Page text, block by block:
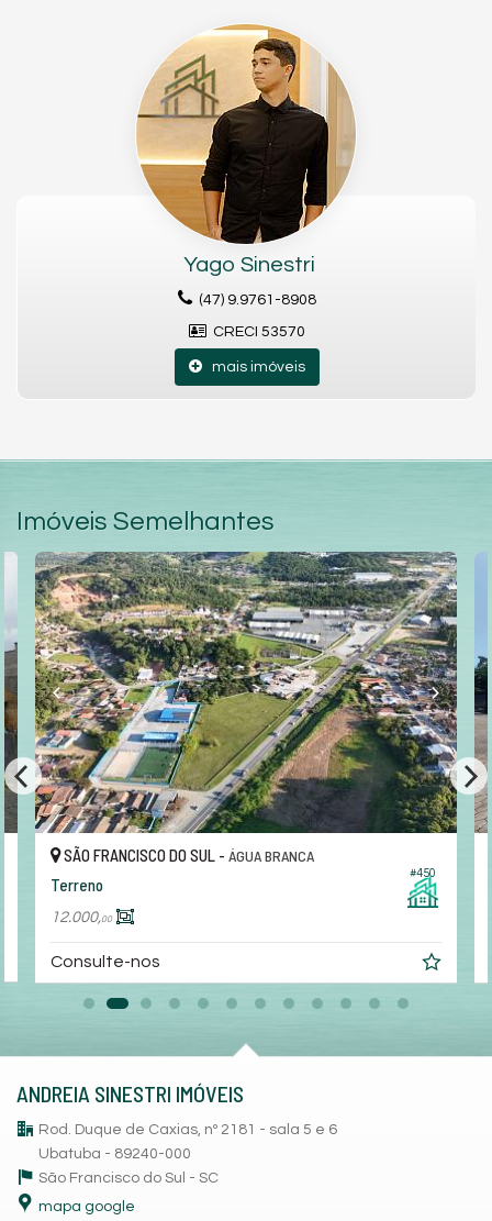
aproveitamento máximo= 2,4; Taxa máxima de ocupação=
60%; Lote mínimo= 800,00m²; Testada mínima= 20,00m;
Recuo frontal= 4,00m; Recuo fundos= 6,00m; Recuo lateral
cada lado= 2,00m.
N° máximo de pavimentos= Pilotis+4+garagem; Índice de
aproveitamento máximo= 2,2; Taxa máxima de ocupação=
44%; Lote mínimo= 450,00m²; Testada mínima= 15,00m;
Recuo frontal= 4,00m; Recuo fundos= 6,00m; Recuo lateral
cada lado= 2,50m.
Terreno murado e aterrado
Yago Sinestri
(47) 9.9761-8908
CRECI 53570
mais imóveis
Imóveis Semelhantes
#450
SÃO FRANCISCO DO SUL - ÁGUA BRANCA
Terreno
12.000,00
Consulte-nos
ANDREIA SINESTRI IMÓVEIS
Rod. Duque de Caxias, nº 2181 - sala 5 e 6
Ubatuba - 89240-000
São Francisco do Sul - SC
mapa google